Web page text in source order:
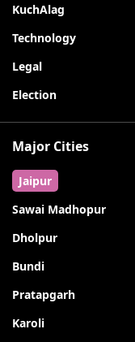
KuchAlag
Technology
Legal
Election
Major Cities
Jaipur
Sawai Madhopur
Dholpur
Bundi
Pratapgarh
Karoli